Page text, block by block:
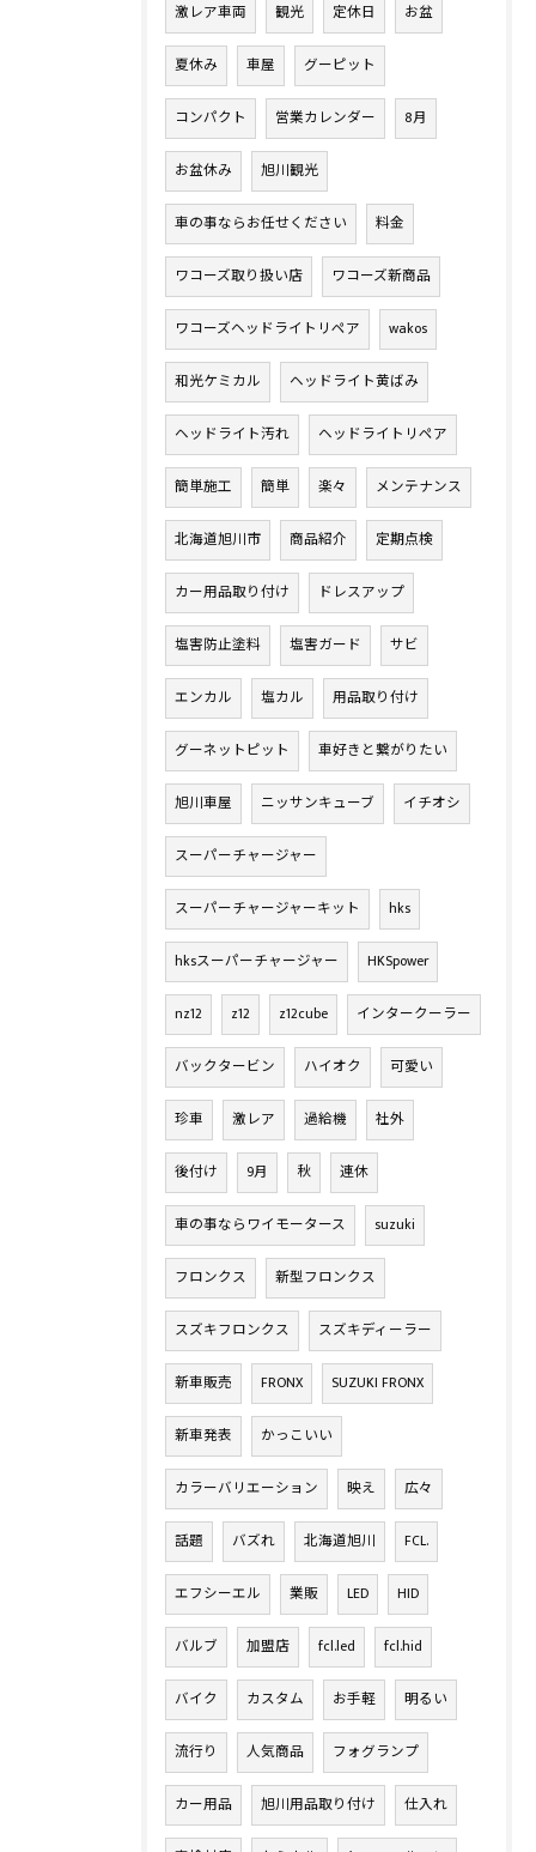
激レア車両 観光 定休日 お盆
夏休み 車屋 グーピット
コンパクト 営業カレンダー 8月
お盆休み 旭川観光
車の事ならお任せください 料金
ワコーズ取り扱い店 ワコーズ新商品
ワコーズヘッドライトリペア wakos
和光ケミカル ヘッドライト黄ばみ
ヘッドライト汚れ ヘッドライトリペア
簡単施工 簡単 楽々 メンテナンス
北海道旭川市 商品紹介 定期点検
カー用品取り付け ドレスアップ
塩害防止塗料 塩害ガード サビ
エンカル 塩カル 用品取り付け
グーネットピット 車好きと繋がりたい
旭川車屋 ニッサンキューブ イチオシ
スーパーチャージャー
スーパーチャージャーキット hks
hksスーパーチャージャー HKSpower
nz12 z12 z12cube インタークーラー
バックタービン ハイオク 可愛い
珍車 激レア 過給機 社外
後付け 9月 秋 連休
車の事ならワイモータース suzuki
フロンクス 新型フロンクス
スズキフロンクス スズキディーラー
新車販売 FRONX SUZUKI FRONX
新車発表 かっこいい
カラーバリエーション 映え 広々
話題 バズれ 北海道旭川 FCL.
エフシーエル 業販 LED HID
バルブ 加盟店 fcl.led fcl.hid
バイク カスタム お手軽 明るい
流行り 人気商品 フォグランプ
カー用品 旭川用品取り付け 仕入れ